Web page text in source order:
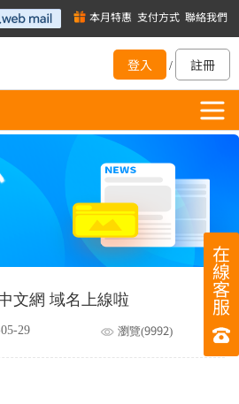
本月特惠 支付方式 聯絡我們
登入 / 註冊
在
線
客
服
文網 域名上線啦
29 瀏覽(9992)